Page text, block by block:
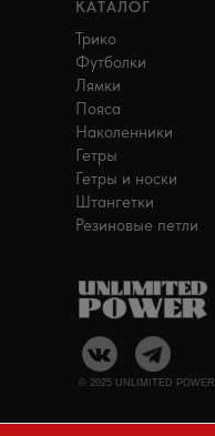
КАТАЛОГ
Трико
Футболки
Лямки
Пояса
Наколенники
Гетры
Гетры и носки
Штангетки
Резиновые петли
© 2025 UNLIMITED POWER